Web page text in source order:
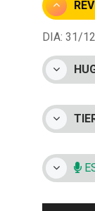
DIA: 31/